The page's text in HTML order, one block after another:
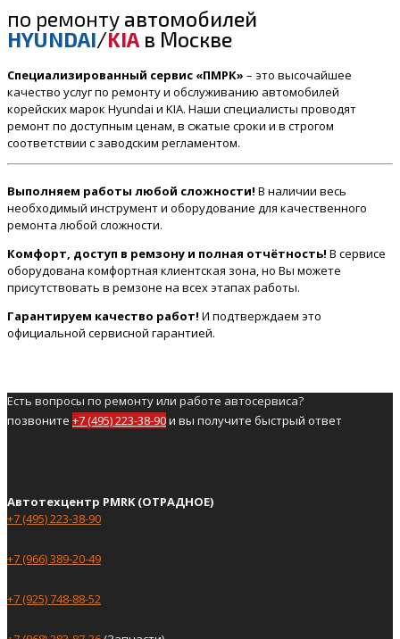
по ремонту автомобилей
HYUNDAI/KIA в Москве
Специализированный сервис «ПМРК» – это высочайшее
качество услуг по ремонту и обслуживанию автомобилей
корейских марок Hyundai и KIA. Наши специалисты проводят
ремонт по доступным ценам, в сжатые сроки и в строгом
соответствии с заводским регламентом.
Выполняем работы любой сложности! В наличии весь
необходимый инструмент и оборудование для качественного
ремонта любой сложности.
Комфорт, доступ в ремзону и полная отчётность! В сервисе
оборудована комфортная клиентская зона, но Вы можете
присутствовать в ремзоне на всех этапах работы.
Гарантируем качество работ! И подтверждаем это
официальной сервисной гарантией.
Есть вопросы по ремонту или работе автосервиса?
позвоните +7 (495) 223-38-90и вы получите быстрый ответ
Автотехцентр PMRK (ОТРАДНОЕ)
+7 (495) 223-38-90
+7 (966) 389-20-49
+7 (925) 748-88-52